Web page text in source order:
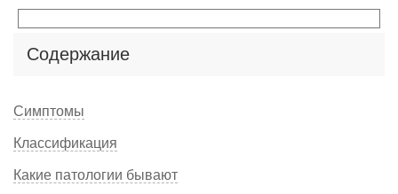
Содержание
Симптомы
Классификация
Какие патологии бывают